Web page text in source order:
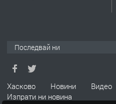
№4119
Последвай ни
Хасково Новини Видео
Изпрати ни новина